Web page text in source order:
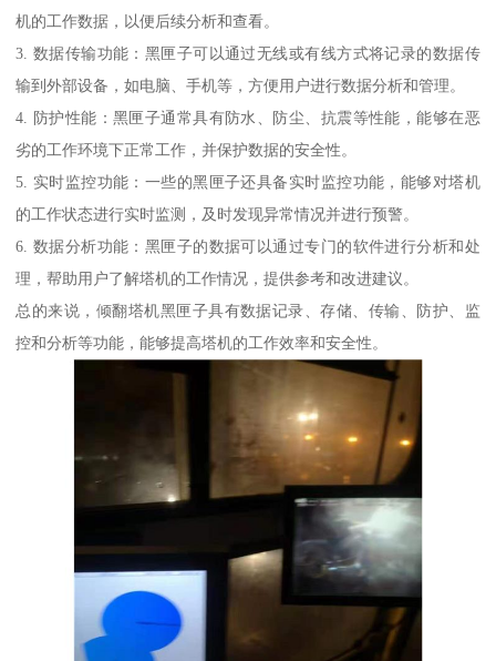
机的工作数据，以便后续分析和查看。
3. 数据传输功能：黑匣子可以通过无线或有线方式将记录的数据传
输到外部设备，如电脑、手机等，方便用户进行数据分析和管理。
4. 防护性能：黑匣子通常具有防水、防尘、抗震等性能，能够在恶
劣的工作环境下正常工作，并保护数据的安全性。
5. 实时监控功能：一些的黑匣子还具备实时监控功能，能够对塔机
的工作状态进行实时监测，及时发现异常情况并进行预警。
6. 数据分析功能：黑匣子的数据可以通过专门的软件进行分析和处
理，帮助用户了解塔机的工作情况，提供参考和改进建议。
总的来说，倾翻塔机黑匣子具有数据记录、存储、传输、防护、监
控和分析等功能，能够提高塔机的工作效率和安全性。